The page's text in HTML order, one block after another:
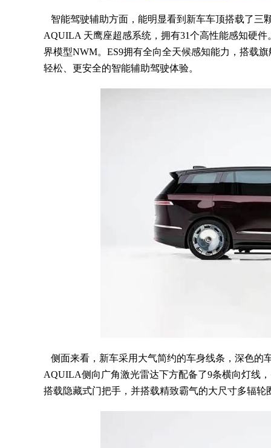
智能驾驶辅助方面，能明显看到新车车顶搭载了三
AQUILA 天鹰座超感系统，拥有31个高性能感知硬
界模型NWM。ES9拥有全向全天候感知能力，搭载
轻松、更安全的智能辅助驾驶体验。
侧面来看，新车采用大气简约的车身线条，深色的
AQUILA侧向广角激光雷达下方配备了9条横向灯线
搭载隐藏式门把手，并搭载精致霸气的大尺寸多辐轮